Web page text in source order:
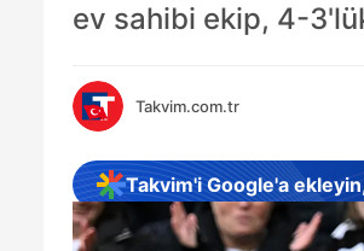
ev sahibi ekip, 4-
Takvim.com.tr
Takvim'i Google'a